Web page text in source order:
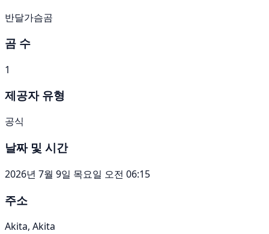
반달가슴곰
곰 수
1
제공자 유형
공식
날짜 및 시간
2026년 7월 9일 목요일 오전 06:15
주소
Akita, Akita